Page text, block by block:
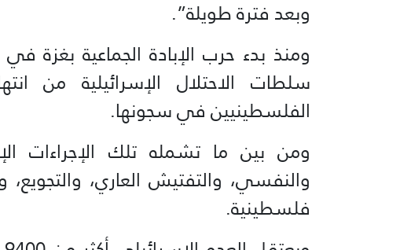
وبعد فترة طويلة”.
سلطات الاحتلال الإسرائيلية من
الفلسطينيين في سجونها.
ومن بين ما تشمله تلك الإجراءات
والنفسي، والتفتيش العاري،
فلسطينية.